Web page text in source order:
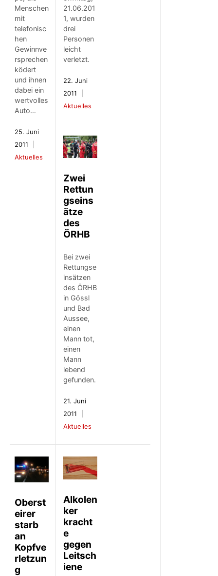
Menschen
mit
telefonisc
hen
Gewinnve
rsprechen
ködert
und ihnen
dabei ein
wertvolles
Auto…
25. Juni
2011
Aktuelles
21.06.201
1, wurden
drei
Personen
leicht
verletzt.
22. Juni
2011
Aktuelles
Zwei
Rettun
gseins
ätze
des
ÖRHB
Bei zwei
Rettungse
insätzen
des ÖRHB
in Gössl
und Bad
Aussee,
einen
Mann tot,
einen
Mann
lebend
gefunden.
21. Juni
2011
Aktuelles
Oberst
eirer
starb
an
Kopfve
rletzun
g
Alkolen
ker
kracht
e
gegen
Leitsch
iene